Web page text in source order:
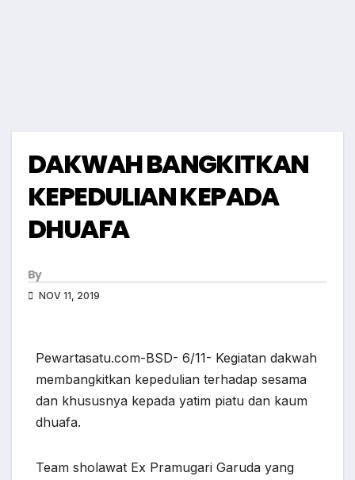
DAKWAH BANGKITKAN
KEPEDULIAN KEPADA
DHUAFA
By
NOV 11, 2019
Pewartasatu.com-BSD- 6/11- Kegiatan dakwah
membangkitkan kepedulian terhadap sesama
dan khususnya kepada yatim piatu dan kaum
dhuafa.
Team sholawat Ex Pramugari Garuda yang